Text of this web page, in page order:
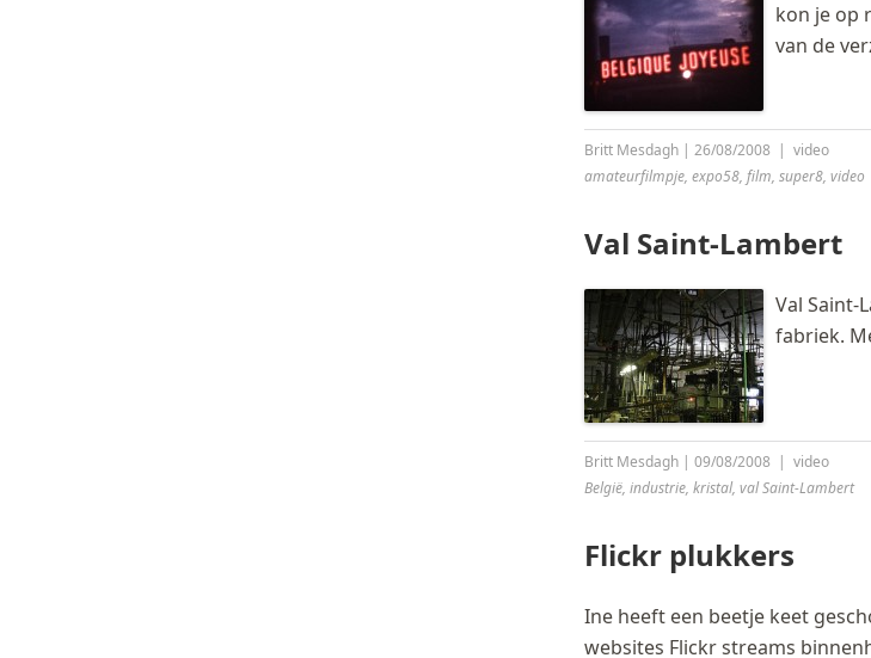
kon je op
van de
Britt Mesdagh| 26/08/2008 | video
amateurfilmpje, expo58, film, super8, video
Val Saint-Lambert
Val Saint-
fabriek.
Britt Mesdagh| 09/08/2008 | video
België, industrie, kristal, val Saint-Lambert
Flickr plukkers
Ine heeft een beetje keet
websites Flickr streams